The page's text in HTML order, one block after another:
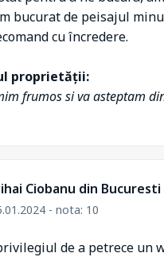
bucurat de peisajul
cu încredere.
proprietății:
frumos si va asteptam
Ciobanu din Bucuresti
- nota: 10
de a petrece un